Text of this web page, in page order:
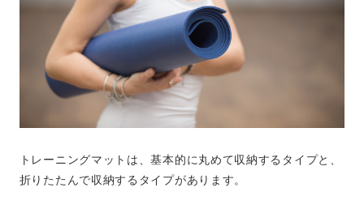
トレーニングマットは、基本的に丸めて収納するタイプと、
折りたたんで収納するタイプがあります。